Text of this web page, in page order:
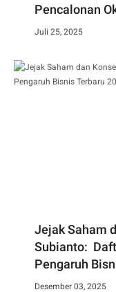
Pencalonan
Juli 25, 2025
Jejak Saham
Subianto:
Pengaruh
Desember 03, 2025